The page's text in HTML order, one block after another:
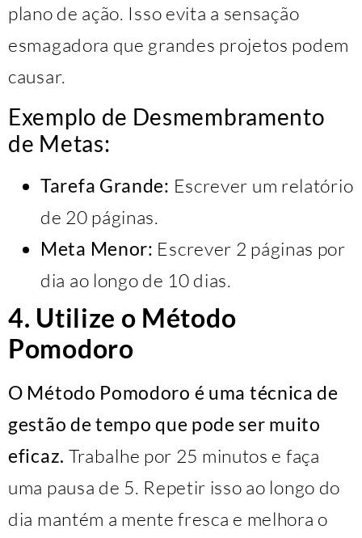
plano de ação. Isso evita a sensação
esmagadora que grandes projetos podem
causar.
Exemplo de Desmembramento
de Metas:
Tarefa Grande: Escrever um relatório
de 20 páginas.
Meta Menor: Escrever 2 páginas por
dia ao longo de 10 dias.
4. Utilize o Método
Pomodoro
O Método Pomodoro é uma técnica de
gestão de tempo que pode ser muito
eficaz. Trabalhe por 25 minutos e faça
uma pausa de 5. Repetir isso ao longo do
dia mantém a mente fresca e melhora o